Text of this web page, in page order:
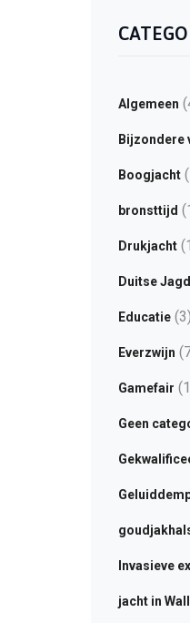
Algemeen
Bijzondere
Boogjacht
bronsttijd
Drukjacht
Duitse
Educatie(3)
Everzwijn
Gamefair
Geen
Invasieve
jacht in